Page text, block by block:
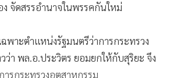
จัดสรรอำนาจในพรรคกันใหม่
พาะตำแหน่งรัฐมนตรีว่าการกระทรวง
ว่า พล.อ.ประวิตร ยอมยกให้กับสุริยะ จึง
ารกระทรวงอุตสาหกรรม